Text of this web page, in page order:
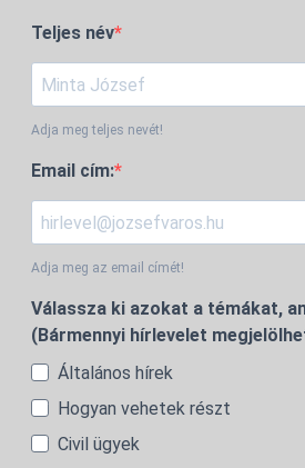
Teljes név
Adja meg teljes nevét!
Email cím:
Adja meg az email címét!
Válassza ki azokat a témákat,
(Bármennyi hírlevelet
Általános hírek
Hogyan vehetek részt
Civil ügyek